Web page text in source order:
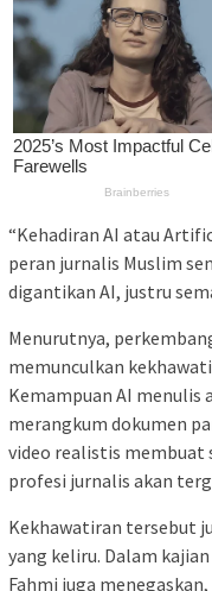
“Kehadiran AI atau
peran jurnalis Muslim
digantikan AI, justru
Menurutnya,
memunculkan
Kemampuan AI
merangkum dokumen
video realistis membuat
profesi jurnalis akan
Kekhawatiran tersebut
yang keliru. Dalam
Fahmi juga